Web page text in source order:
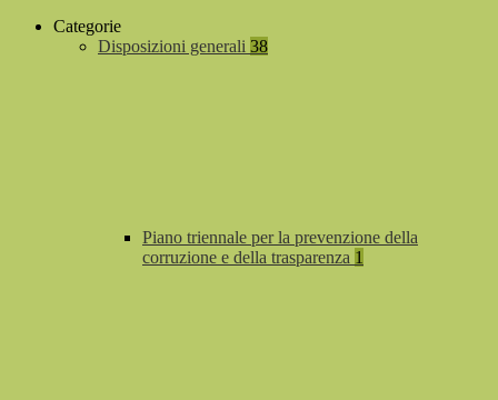
Categorie
Disposizioni generali 38
Piano triennale per la prevenzione della
corruzione e della trasparenza 1